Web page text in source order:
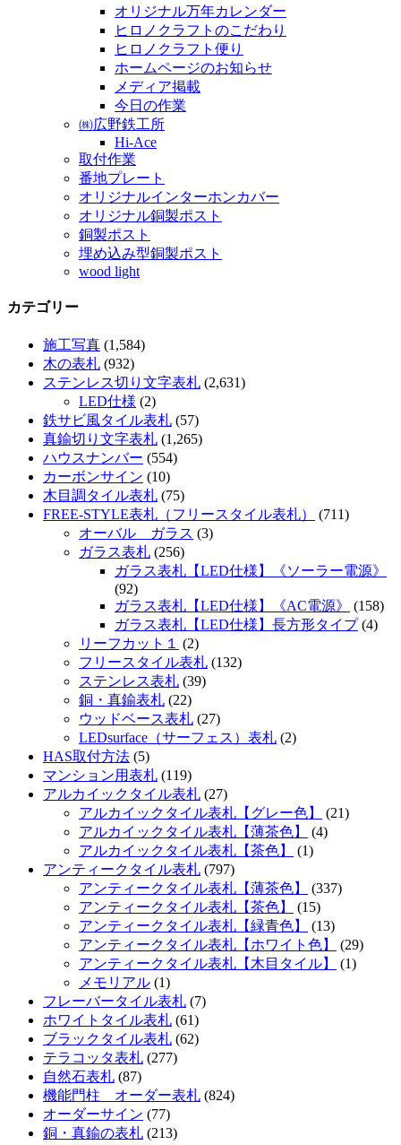
オリジナル万年カレンダー
ヒロノクラフトのこだわり
ヒロノクラフト便り
ホームページのお知らせ
メディア掲載
今日の作業
㈱広野鉄工所
Hi-Ace
取付作業
番地プレート
オリジナルインターホンカバー
オリジナル銅製ポスト
銅製ポスト
埋め込み型銅製ポスト
wood light
カテゴリー
施工写真 (1,584)
木の表札 (932)
ステンレス切り文字表札 (2,631)
LED仕様 (2)
鉄サビ風タイル表札 (57)
真鍮切り文字表札 (1,265)
ハウスナンバー (554)
カーボンサイン (10)
木目調タイル表札 (75)
FREE-STYLE表札（フリースタイル表札）
(711)
オーバル ガラス (3)
ガラス表札 (256)
ガラス表札【LED仕様】《ソーラー電源》
(92)
ガラス表札【LED仕様】《AC電源》
(158)
ガラス表札【LED仕様】長方形タイプ(4)
リーフカット１
(2)
フリースタイル表札 (132)
ステンレス表札 (39)
銅・真鍮表札 (22)
ウッドベース表札 (27)
LEDsurface（サーフェス）表札 (2)
HAS取付方法 (5)
マンション用表札 (119)
アルカイックタイル表札 (27)
アルカイックタイル表札【グレー色】
(21)
アルカイックタイル表札【薄茶色】
(4)
アルカイックタイル表札【茶色】
(1)
アンティークタイル表札 (797)
アンティークタイル表札【薄茶色】
(337)
アンティークタイル表札【茶色】
(15)
アンティークタイル表札【緑青色】
(13)
アンティークタイル表札【ホワイト色】
(29)
アンティークタイル表札【木目タイル】
(1)
メモリアル (1)
フレーバータイル表札 (7)
ホワイトタイル表札 (61)
ブラックタイル表札 (62)
テラコッタ表札 (277)
自然石表札 (87)
機能門柱 オーダー表札 (824)
オーダーサイン (77)
銅・真鍮の表札 (213)